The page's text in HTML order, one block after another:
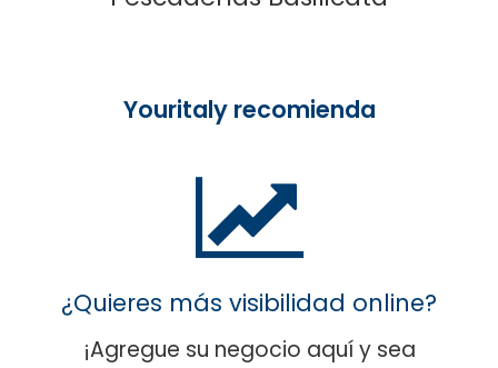
Youritaly recomienda
¿Quieres más visibilidad online?
¡Agregue su negocio aquí y sea